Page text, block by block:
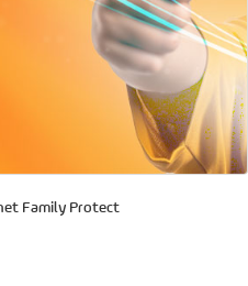
Family Protect